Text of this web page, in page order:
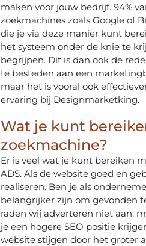
maken voor jouw bedrijf. 94%
zoekmachines zoals Google of
die je via deze manier kunt
het systeem onder de knie te
begrijpen. Dit is dan ook de
te besteden aan een
maar het is vooral ook
ervaring bij Designmarketking.
Wat je kunt
zoekmachine?
Er is veel wat je kunt bereiken
ADS. Als de website goed en
realiseren. Ben je als
belangrijker zijn om gevonden
raden wij adverteren niet aan,
je een hogere SEO positie
website stijgen door het groter